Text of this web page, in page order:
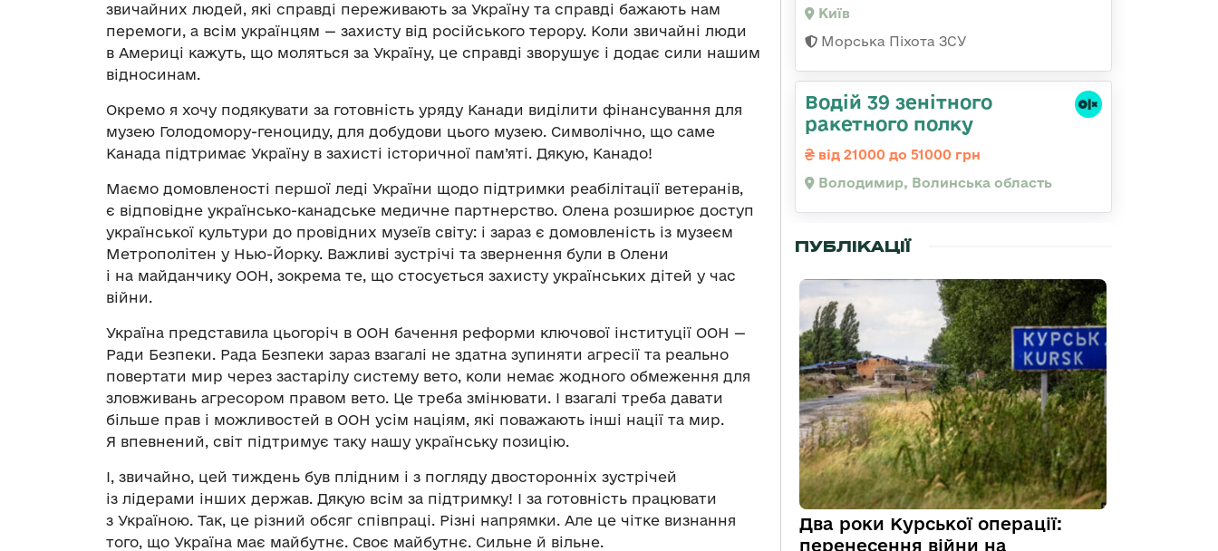
звичайних людей, які справді переживають за Україну та справді бажають нам
перемоги, а всім українцям — захисту від російського терору. Коли звичайні люди
в Америці кажуть, що моляться за Україну, це справді зворушує і додає сили нашим
відносинам.
Окремо я хочу подякувати за готовність уряду Канади виділити фінансування для
музею Голодомору-геноциду, для добудови цього музею. Символічно, що саме
Канада підтримає Україну в захисті історичної пам’яті. Дякую, Канадо!
Маємо домовленості першої леді України щодо підтримки реабілітації ветеранів,
є відповідне українсько-канадське медичне партнерство. Олена розширює доступ
української культури до провідних музеїв світу: і зараз є домовленість із музеєм
Метрополітен у Нью-Йорку. Важливі зустрічі та звернення були в Олени
і на майданчику ООН, зокрема те, що стосується захисту українських дітей у час
війни.
Україна представила цьогоріч в ООН бачення реформи ключової інституції ООН —
Ради Безпеки. Рада Безпеки зараз взагалі не здатна зупиняти агресії та реально
повертати мир через застарілу систему вето, коли немає жодного обмеження для
зловживань агресором правом вето. Це треба змінювати. І взагалі треба давати
більше прав і можливостей в ООН усім націям, які поважають інші нації та мир.
Я впевнений, світ підтримує таку нашу українську позицію.
І, звичайно, цей тиждень був плідним і з погляду двосторонніх зустрічей
із лідерами інших держав. Дякую всім за підтримку! І за готовність працювати
з Україною. Так, це різний обсяг співпраці. Різні напрямки. Але це чітке визнання
того, що Україна має майбутнє. Своє майбутнє. Сильне й вільне.
Київ
Морська Піхота ЗСУ
Водій 39 зенітного
ракетного полку
від 21000 до 51000 грн
Володимир, Волинська область
ПУБЛІКАЦІЇ
Два роки Курської операції:
перенесення війни на